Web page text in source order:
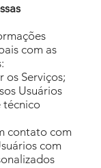
com as
os Serviços;
Usuários
técnico
contato com
com